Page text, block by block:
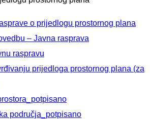
o prijedlogu prostornog plana
– Javna rasprava
raspravu
prijedloga prostornog plana (za
područja_potpisano